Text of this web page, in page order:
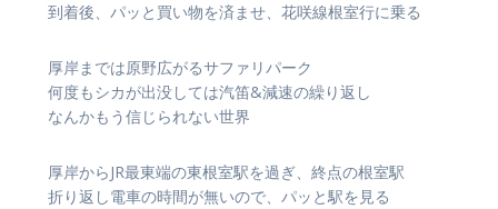
到着後、パッと買い物を済ませ、花咲線根室行に乗る
厚岸までは原野広がるサファリパーク
何度もシカが出没しては汽笛&減速の繰り返し
なんかもう信じられない世界
厚岸からJR最東端の東根室駅を過ぎ、終点の根室駅
折り返し電車の時間が無いので、パッと駅を見る